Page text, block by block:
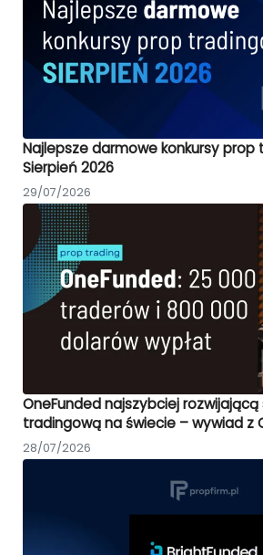
Najlepsze darmowe konkursy prop
Sierpień 2026
29/07/2026
OneFunded najszybciej
tradingową na świecie – wywiad z
28/07/2026